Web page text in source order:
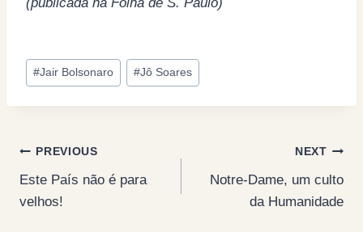
Post
Tags:
#Jair Bolsonaro #Jô Soares
Post
navigation
PREVIOUS
Este País não é para
velhos!
NEXT
Notre-Dame, um culto
da Humanidade